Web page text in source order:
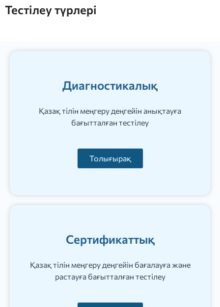
Тестілеу түрлері
Диагностикалық
Қазақ тілін меңгеру деңгейін анықтауға
бағытталған тестілеу
Толығырақ
Сертификаттық
Қазақ тілін меңгеру деңгейін бағалауға және
растауға бағытталған тестілеу